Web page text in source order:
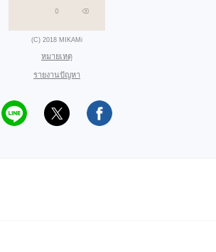
(C) 2018 MIKAMi
หมายเหตุ
รายงานปัญหา